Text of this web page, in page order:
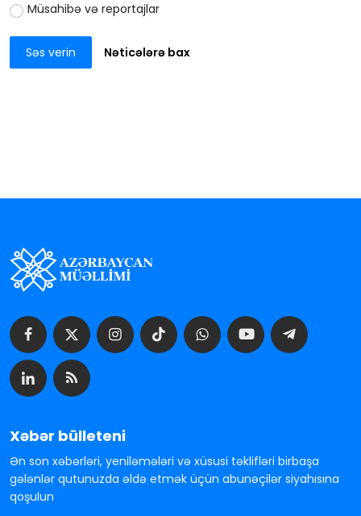
Müsahibə və reportajlar
Səs verin Nəticələrə bax
Xəbər bülleteni
Ən son xəbərləri, yeniləmələri və xüsusi təklifləri birbaşa
gələnlər qutunuzda əldə etmək üçün abunəçilər siyahısına
qoşulun